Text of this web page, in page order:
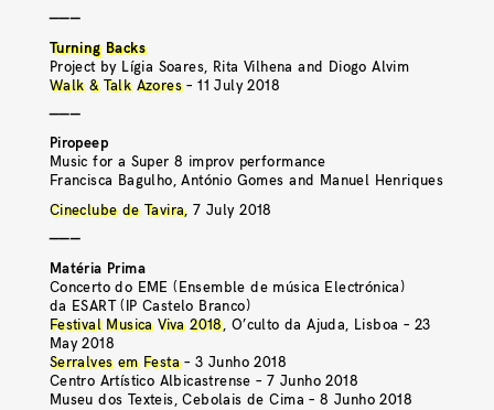
———
Turning Backs
Project by Lígia Soares, Rita Vilhena and Diogo Alvim
Walk & Talk Azores– 11 July 2018
———
Piropeep
Music for a Super 8 improv performance
Francisca Bagulho, António Gomes and Manuel Henriques
Cineclube de Tavira, 7 July 2018
———
Matéria Prima
Concerto do EME (Ensemble de música Electrónica)
da ESART (IP Castelo Branco)
Festival Musica Viva 2018, O’culto da Ajuda, Lisboa – 23
May 2018
Serralves em Festa– 3 Junho 2018
Centro Artístico Albicastrense – 7 Junho 2018
Museu dos Texteis, Cebolais de Cima – 8 Junho 2018